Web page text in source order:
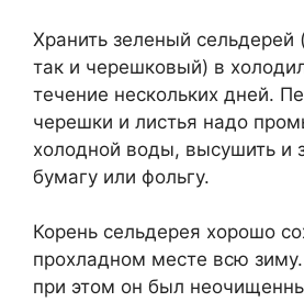
Хранить зеленый сельдерей
так и черешковый) в
течение нескольких дней.
черешки и листья надо
холодной воды, высушить и
бумагу или фольгу.
Корень сельдерея хорошо
прохладном месте всю
при этом он был